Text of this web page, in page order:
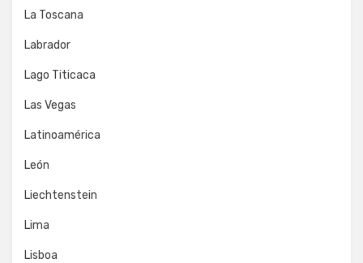
La Toscana
Labrador
Lago Titicaca
Las Vegas
Latinoamérica
León
Liechtenstein
Lima
Lisboa